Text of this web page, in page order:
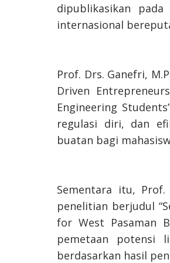
dipublikasikan
internasional
Prof. Drs. Ganefri,
Driven
Engineering
regulasi diri, dan
buatan bagi
Sementara itu, Prof.
penelitian berjudul
for West Pasaman
pemetaan potensi
berdasarkan hasil